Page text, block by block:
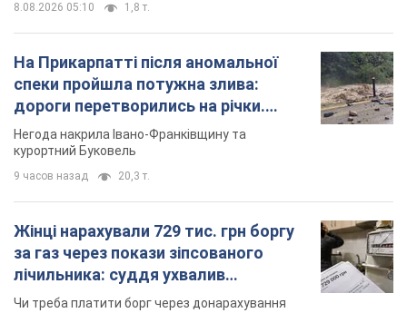
8.08.2026 05:10 1,8 т.
На Прикарпатті після аномальної
спеки пройшла потужна злива:
дороги перетворились на річки.
Відео
Негода накрила Івано-Франківщину та
курортний Буковель
9 часов назад 20,3 т.
Жінці нарахували 729 тис. грн боргу
за газ через покази зіпсованого
лічильника: суддя ухвалив
неочікуване рішення
Чи треба платити борг через донарахування